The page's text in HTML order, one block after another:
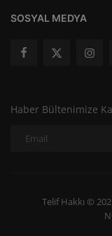
SOSYAL MEDYA
Haber Bültenimize
Telif Hakkı ©